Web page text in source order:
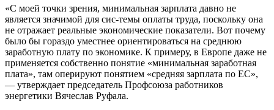
«С моей точки зрения, минимальная зар­плата давно не
является значимой для сис-темы оплаты труда, поскольку она
не отра­жает реальные экономические показатели. Вот почему
было бы гораздо уместнее ори­ентироваться на среднюю
заработную пла­ту по экономике. К примеру, в Европе даже не
применяется собственно понятие «ми­нимальная заработная
плата», там опери­руют понятием «средняя зарплата по ЕС»,
— утверждает председатель Профсоюза ра­ботников
энергетики Вячеслав Руфала.